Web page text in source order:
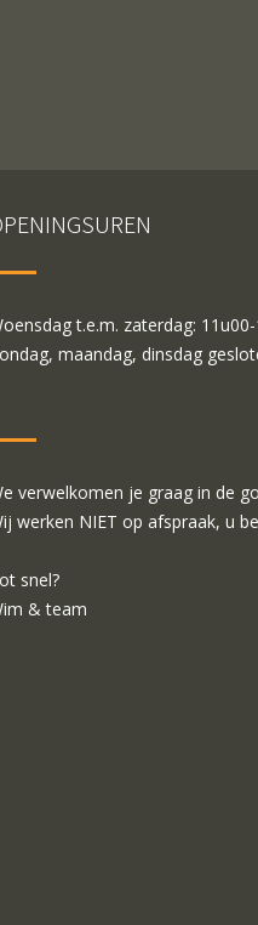
t.e.m. zaterdag:
maandag, dinsdag
verwelkomen je graag in de
werken NIET op afspraak, u
snel?
& team